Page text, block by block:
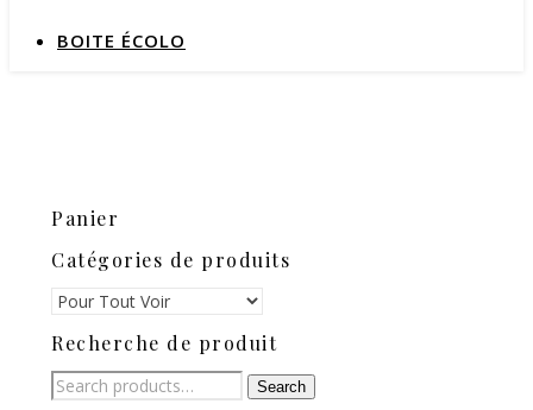
BOITE ÉCOLO
Panier
Catégories de produits
Recherche de produit
Search
Search